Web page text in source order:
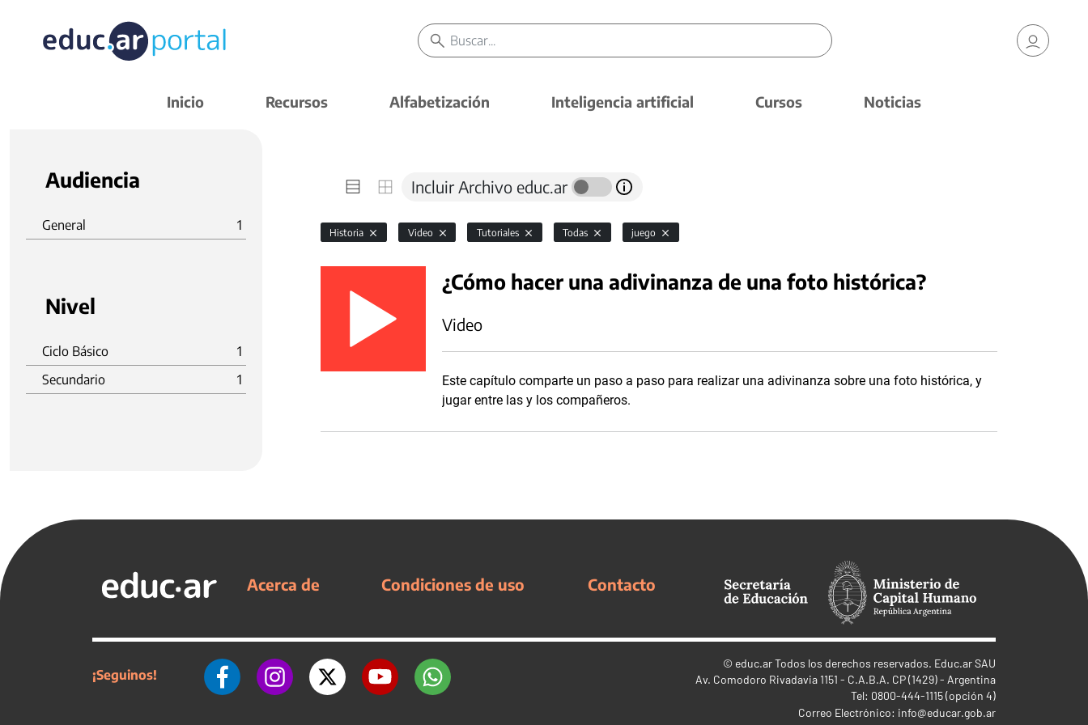
Inicio Recursos Alfabetización Inteligencia artificial Cursos Noticias
Audiencia
General 1
Nivel
Ciclo Básico
1
Secundario
1
Incluir Archivo educ.ar
Historia Video Tutoriales Todas juego
¿Cómo hacer una adivinanza de una foto histórica?
Video
Este capítulo comparte un paso a paso para realizar una adivinanza sobre una foto histórica, y
jugar entre las y los compañeros.
Acerca de Condiciones de uso Contacto
¡Seguinos!
© educ.arTodos los derechos reservados. Educ.ar SAU
Av. Comodoro Rivadavia 1151 - C.A.B.A. CP (1429) - Argentina
Tel: 0800-444-1115 (opción 4)
Correo Electrónico: info@educar.gob.ar